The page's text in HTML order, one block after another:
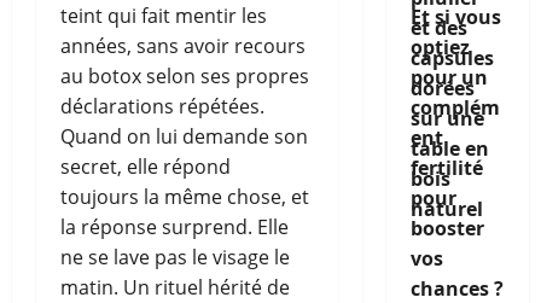
teint qui fait mentir les
années, sans avoir recours
au botox selon ses propres
déclarations répétées.
Quand on lui demande son
secret, elle répond
toujours la même chose, et
la réponse surprend. Elle
ne se lave pas le visage le
matin. Un rituel hérité de
Et si vous
optiez
pour un
complém
ent
fertilité
pour
booster
vos
chances ?